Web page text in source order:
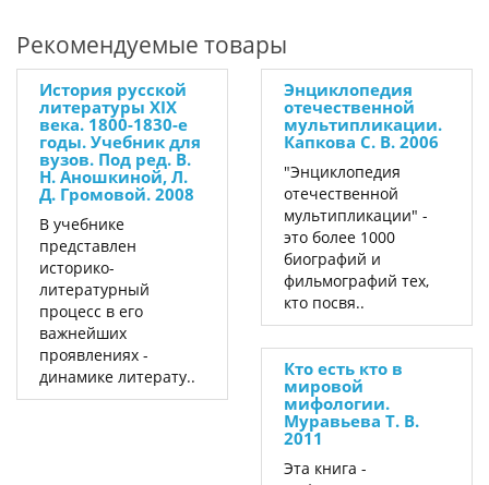
Рекомендуемые товары
История русской
литературы XIX
века. 1800-1830-е
годы. Учебник для
вузов. Под ред. В.
Н. Аношкиной, Л.
Д. Громовой. 2008
В учебнике
представлен
историко-
литературный
процесс в его
важнейших
проявлениях -
динамике литерату..
Энциклопедия
отечественной
мультипликации.
Капкова С. В. 2006
"Энциклопедия
отечественной
мультипликации" -
это более 1000
биографий и
фильмографий тех,
кто посвя..
Кто есть кто в
мировой
мифологии.
Муравьева Т. В.
2011
Эта книга -